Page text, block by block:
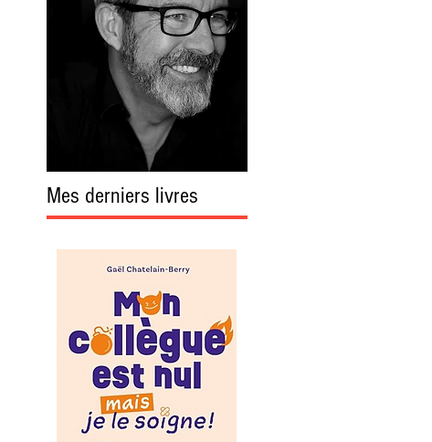
Mes derniers livres